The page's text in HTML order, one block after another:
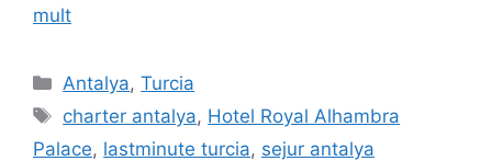
mult
Categorii
Antalya,Turcia
Etichete
charter antalya, Hotel Royal Alhambra
Palace, lastminute turcia, sejur antalya